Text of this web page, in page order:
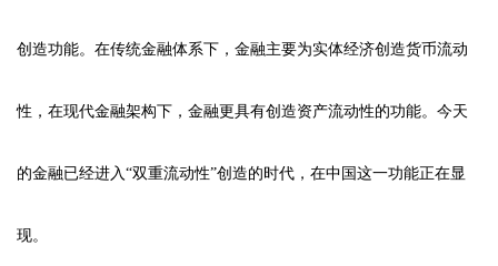
创造功能。在传统金融体系下，金融主要为实体经济创造货币流动
性，在现代金融架构下，金融更具有创造资产流动性的功能。今天
的金融已经进入“双重流动性”创造的时代，在中国这一功能正在显
现。